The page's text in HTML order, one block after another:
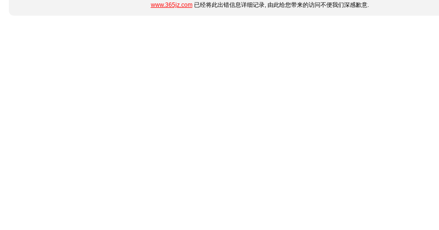
www.365jz.com已经将此出错信息详细记录, 由此给您带来的访问不便我们深感歉意.